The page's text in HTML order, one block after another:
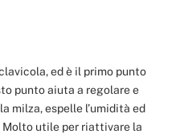
ed è il primo punto
punto aiuta a regolare e
milza, espelle l’umidità ed
Molto utile per riattivare la